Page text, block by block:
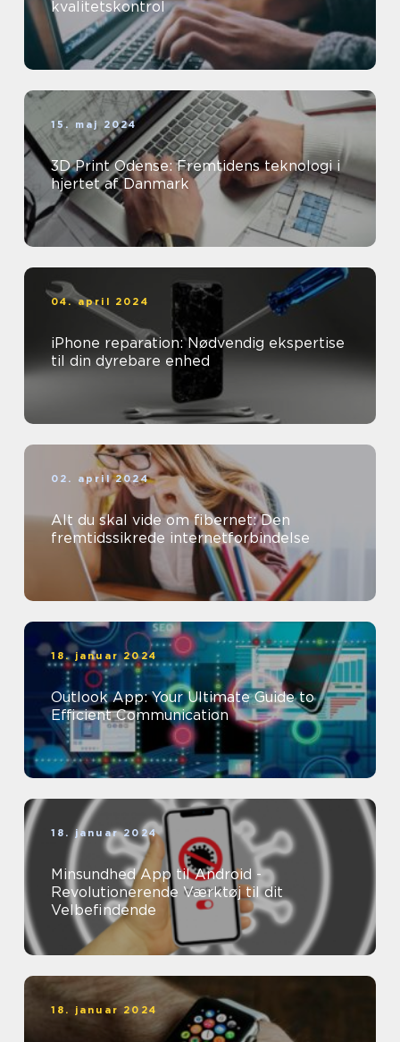
kvalitetskontrol
15. maj 2024
3D Print Odense: Fremtidens teknologi i
hjertet af Danmark
04. april 2024
iPhone reparation: Nødvendig ekspertise
til din dyrebare enhed
02. april 2024
Alt du skal vide om fibernet: Den
fremtidssikrede internetforbindelse
18. januar 2024
Outlook App: Your Ultimate Guide to
Efficient Communication
18. januar 2024
Minsundhed App til Android -
Revolutionerende Værktøj til dit
Velbefindende
18. januar 2024